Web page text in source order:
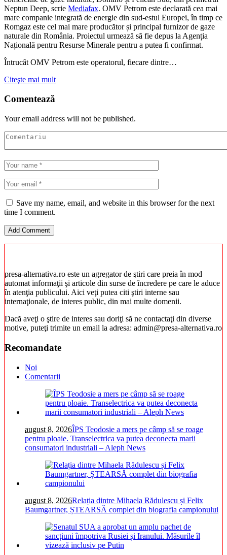
Neptun Deep, scrie Mediafax. OMV Petrom este declarată cea mai
mare companie integrată de energie din sud-estul Europei, în timp ce
Romgaz este cel mai mare producător și principal furnizor de gaze
naturale din România. Proiectul urmează să fie depus la Agenția
Națională pentru Resurse Minerale pentru a putea fi confirmat.
Întrucât OMV Petrom este operatorul, fiecare dintre…
Citeşte mai mult
Comentează
Your email address will not be published.
Save my name, email, and website in this browser for the next
time I comment.
presa-alternativa.ro este un agregator de ştiri care preia în mod
automat informaţii şi articole din surse de încredere pe care le aduce
în atenţia publicului. Aici veţi putea citi ştiri interne sau
internaţionale, de interes public, din mai multe domenii.
Dacă aveţi o ştire de interes sau doriţi să ne contactaţi din diverse
motive, puteţi trimite un email la adresa: admin@presa-alternativa.ro
Recomandate
Noi
Comentarii
august 8, 2026ÎPS Teodosie a mers pe câmp să se roage
pentru ploaie. Transelectrica va putea deconecta marii
consumatori industriali – Aleph News
august 8, 2026Relația dintre Mihaela Rădulescu și Felix
Baumgartner, ȘTEARSĂ complet din biografia campionului